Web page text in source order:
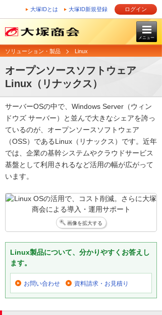
大塚IDとは 大塚ID新規登録 ログイン
メニュー
ソリューション・製品 Linux
オープンソースソフトウェア
Linux（リナックス）
サーバーOSの中で、Windows Server（ウィン
ドウズ サーバー）と並んで大きなシェアを誇っ
ているのが、オープンソースソフトウェア
（OSS）であるLinux（リナックス）です。近年
では、企業の基幹システムやクラウドサービス
基盤として利用されるなど活用の幅が広がって
います。
画像を拡大する
Linux製品について、分かりやすくお答えし
ます。
お問い合わせ 資料請求・お見積り